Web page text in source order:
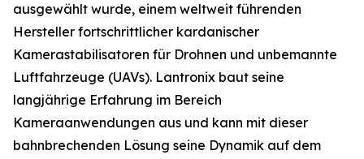
ausgewählt wurde, einem weltweit führenden
Hersteller fortschrittlicher kardanischer
Kamerastabilisatoren für Drohnen und unbemannte
Luftfahrzeuge (UAVs). Lantronix baut seine
langjährige Erfahrung im Bereich
Kameraanwendungen aus und kann mit dieser
bahnbrechenden Lösung seine Dynamik auf dem